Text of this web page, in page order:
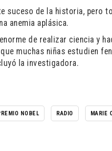
suceso de la historia, pero
anemia aplásica.
de realizar ciencia y
muchas niñas estudien
la investigadora.
NOBEL RADIO MARIE